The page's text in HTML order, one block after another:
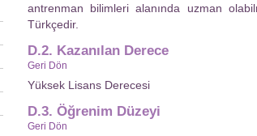
antrenman bilimleri alanında uzman
Türkçedir.
D.2. Kazanılan Derece
Geri Dön
Yüksek Lisans Derecesi
D.3. Öğrenim Düzeyi
Geri Dön